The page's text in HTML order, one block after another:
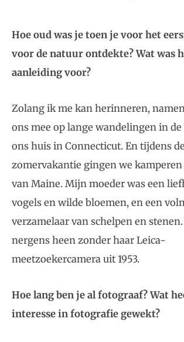
Hoe oud was je toen je voor het
voor de natuur ontdekte? Wat was
aanleiding voor?
Zolang ik me kan herinneren,
ons mee op lange wandelingen in de
ons huis in Connecticut. En tijdens de
zomervakantie gingen we kamperen
van Maine. Mijn moeder was een
vogels en wilde bloemen, en een
verzamelaar van schelpen en
nergens heen zonder haar Leica-
meetzoekercamera uit 1953.
Hoe lang ben je al fotograaf? Wat
interesse in fotografie gewekt?